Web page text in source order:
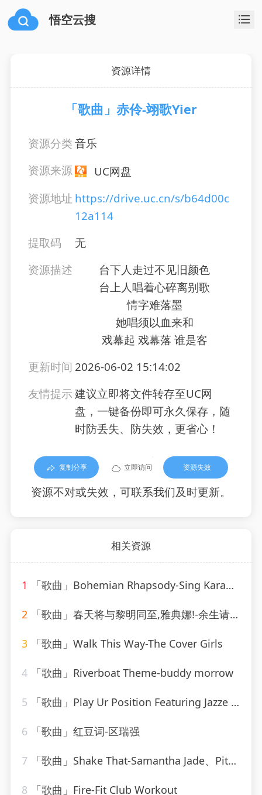
悟空云搜
资源详情
「歌曲」赤伶-翊歌Yier
资源分类音乐
资源来源
UC网盘
资源地址 https://drive.uc.cn/s/b64d00c
12a114
提取码
无
资源描述
台下人走过不见旧颜色
台上人唱着心碎离别歌
情字难落墨
她唱须以血来和
戏幕起 戏幕落 谁是客
更新时间 2026-06-02 15:14:02
友情提示建议立即将文件转存至UC网
盘，一键备份即可永久保存，随
时防丢失、防失效，更省心！
复制分享 立即访问 资源失效
资源不对或失效，可联系我们及时更新。
相关资源
1 「歌曲」Bohemian Rhapsody-Sing Karaoke Sing
2 「歌曲」春天将与黎明同至,雅典娜!-余生请珍惜
3 「歌曲」Walk This Way-The Cover Girls
4 「歌曲」Riverboat Theme-buddy morrow
5 「歌曲」Play Ur Position Featuring Jazze Pha & Mr. Mo-YoungBloodZ、Jazze Pha、Mr. Mo
6 「歌曲」红豆词-区瑞强
7 「歌曲」Shake That-Samantha Jade、Pitbull
8 「歌曲」Fire-Fit Club Workout